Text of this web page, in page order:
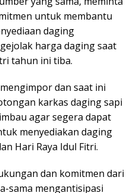
untuk membantu
daging
harga daging saat
tahun ini tiba.
dan saat ini
karkas daging sapi
agar segera dapat
menyediakan daging
Hari Raya Idul Fitri.
dan komitmen dari
sama mengantisipasi